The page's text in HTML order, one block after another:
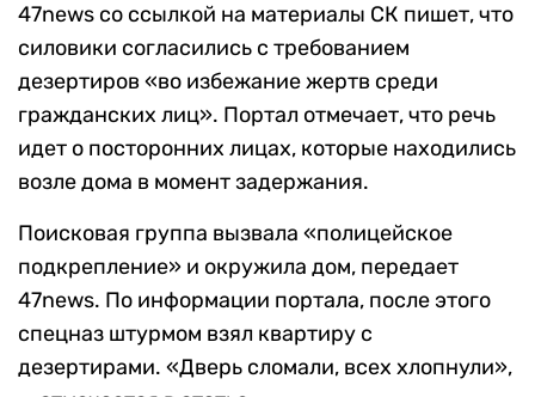
47news со ссылкой на материалы СК пишет, что
силовики согласились с требованием
дезертиров «во избежание жертв среди
гражданских лиц». Портал отмечает, что речь
идет о посторонних лицах, которые находились
возле дома в момент задержания.
Поисковая группа вызвала «полицейское
подкрепление» и окружила дом, передает
47news. По информации портала, после этого
спецназ штурмом взял квартиру с
дезертирами. «Дверь сломали, всех хлопнули»,